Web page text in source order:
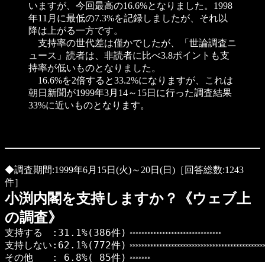
いますが、今回最高の16.6%となりました。1998
年11月に最低の7.3%を記録しましたが、それ以
降は上がる一方です。
支持率の世代差は僅かでしたが、「世論調査ニ
ュース」読者は、非読者に比べ3.8ポイントも支
持率が低いものとなりました。
16.6%を2倍すると33.2%になりますが、これは
朝日新聞が1999年3月14～15日に行った調査結果
33%に近いものとなります。
◆調査期間:1999年6月15日(火)～20日(日)［回答総数:1243
件］
小渕内閣を支持しますか？《ウェブ上
の調査》
支持する :31.1%(386件) *******************************
支持しない:62.1%(772件)
その他 : 6.8%( 85件) *******